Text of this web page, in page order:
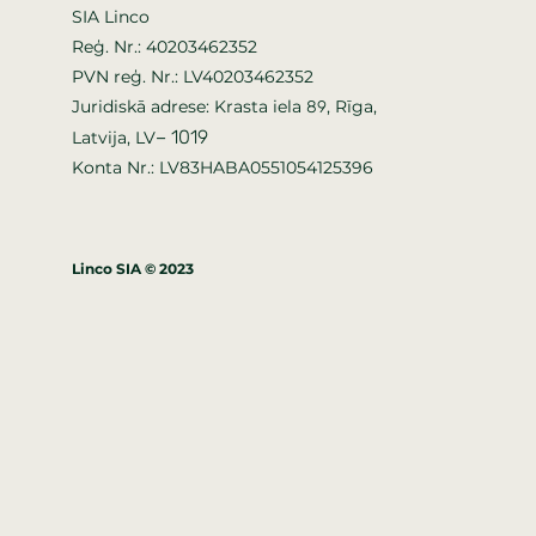
SIA Linco
Reģ. Nr.: 40203462352
PVN reģ. Nr.: LV40203462352
Juridiskā adrese: Krasta iela89, Rīga,
Latvija, LV– 1019
Konta Nr.: LV83HABA0551054125396
Linco SIA © 2023